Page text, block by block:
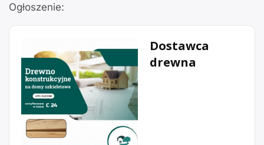
Ogłoszenie:
Dostawca
drewna